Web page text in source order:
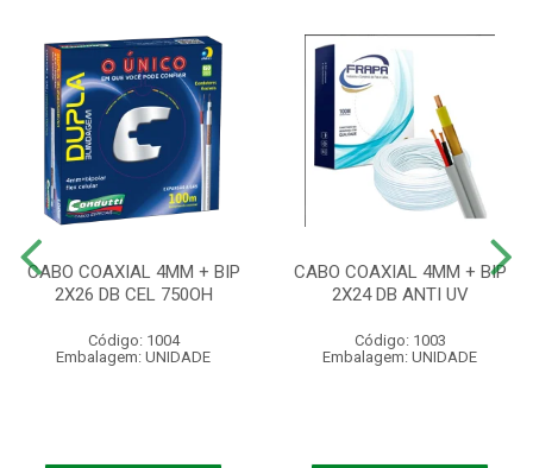
CABO COAXIAL 4MM + BIP
2X26 DB CEL 750OH
Código: 1004
Embalagem: UNIDADE
CABO COAXIAL 4MM + BIP
2X24 DB ANTI UV
Código: 1003
Embalagem: UNIDADE